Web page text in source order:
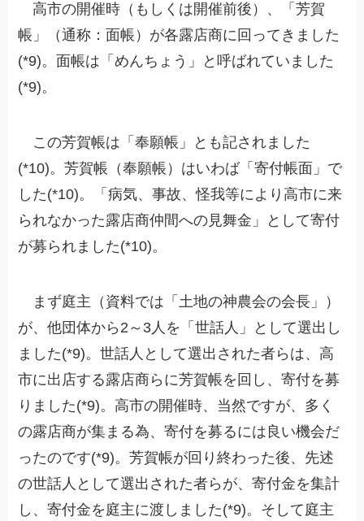
高市の開催時（もしくは開催前後）、「芳賀
帳」（通称：面帳）が各露店商に回ってきました
(*9)。面帳は「めんちょう」と呼ばれていました
(*9)。
この芳賀帳は「奉願帳」とも記されました
(*10)。芳賀帳（奉願帳）はいわば「寄付帳面」で
した(*10)。「病気、事故、怪我等により高市に来
られなかった露店商仲間への見舞金」として寄付
が募られました(*10)。
まず庭主（資料では「土地の神農会の会長」）
が、他団体から2～3人を「世話人」として選出し
ました(*9)。世話人として選出された者らは、高
市に出店する露店商らに芳賀帳を回し、寄付を募
りました(*9)。高市の開催時、当然ですが、多く
の露店商が集まる為、寄付を募るには良い機会だ
ったのです(*9)。芳賀帳が回り終わった後、先述
の世話人として選出された者らが、寄付金を集計
し、寄付金を庭主に渡しました(*9)。そして庭主